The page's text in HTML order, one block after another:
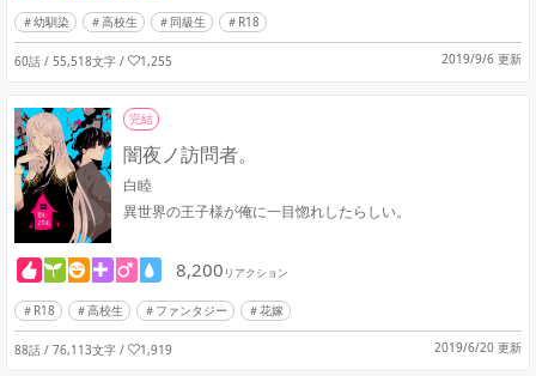
幼馴染 高校生 同級生 R18
60話 / 55,518文字 / 1,255 2019/9/6 更新
完結
闇夜ノ訪問者。
白睦
異世界の王子様が俺に一目惚れしたらしい。
8,200 リアクション
R18 高校生 ファンタジー 花嫁
88話 / 76,113文字 / 1,919 2019/6/20 更新